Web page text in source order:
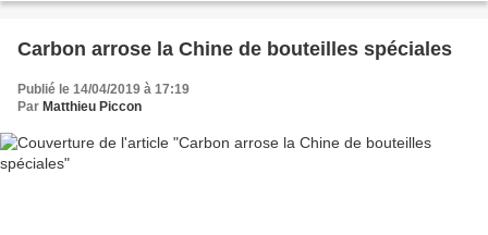
Carbon arrose la Chine de bouteilles spéciales
Publié le 14/04/2019 à 17:19
Par Matthieu Piccon